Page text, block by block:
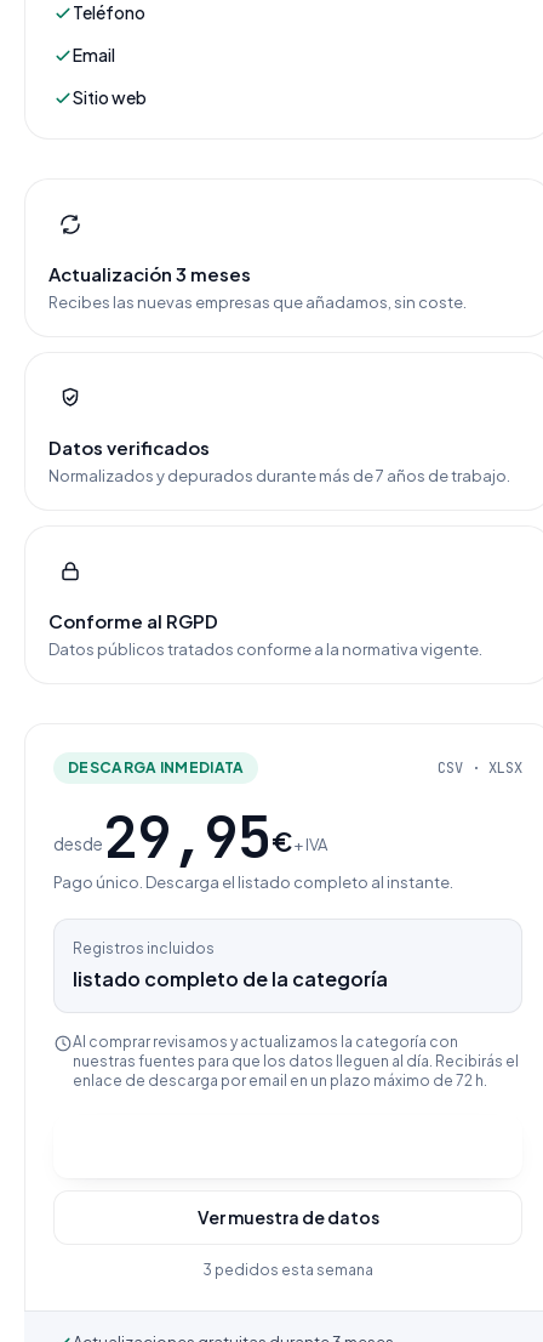
Teléfono
Email
Sitio web
Actualización 3 meses
Recibes las nuevas empresas que añadamos, sin coste.
Datos verificados
Normalizados y depurados durante más de 7 años de trabajo.
Conforme al RGPD
Datos públicos tratados conforme a la normativa vigente.
DESCARGA INMEDIATA CSV · XLSX
desde 29,95€+ IVA
Pago único. Descarga el listado completo al instante.
Registros incluidos
listado completo de la categoría
Al comprar revisamos y actualizamos la categoría con
nuestras fuentes para que los datos lleguen al día. Recibirás el
enlace de descarga por email en un plazo máximo de 72 h.
Ver muestra de datos
3 pedidos esta semana